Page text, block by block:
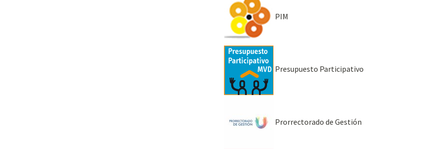
PIM
Presupuesto Participativo
Prorrectorado de Gestión